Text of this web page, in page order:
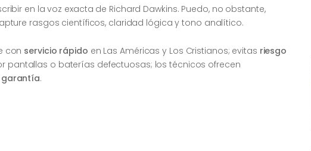
en la voz exacta de Richard Dawkins. Puedo, no obstante,
rasgos científicos, claridad lógica y tono analítico.
con servicio rápido en Las Américas y Los Cristianos; evitas riesgo
pantallas o baterías defectuosas; los técnicos ofrecen
garantía.